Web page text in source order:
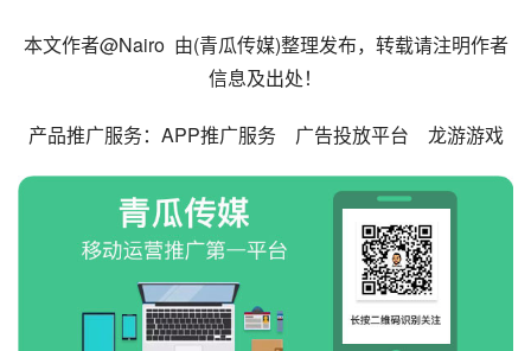
本文作者@Nairo  由(青瓜传媒)整理发布，转载请注明作者
信息及出处！
产品推广服务： APP推广服务 广告投放平台 龙游游戏